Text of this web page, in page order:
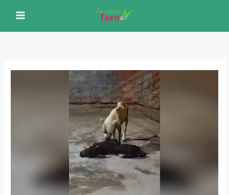
conteúdo